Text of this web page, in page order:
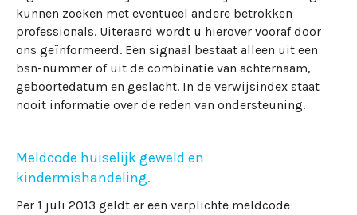
kunnen zoeken met eventueel andere betrokken
professionals. Uiteraard wordt u hierover vooraf door
ons geïnformeerd. Een signaal bestaat alleen uit een
bsn-nummer of uit de combinatie van achternaam,
geboortedatum en geslacht. In de verwijsindex staat
nooit informatie over de reden van ondersteuning.
Meldcode huiselijk geweld en
kindermishandeling.
Per 1 juli 2013 geldt er een verplichte meldcode